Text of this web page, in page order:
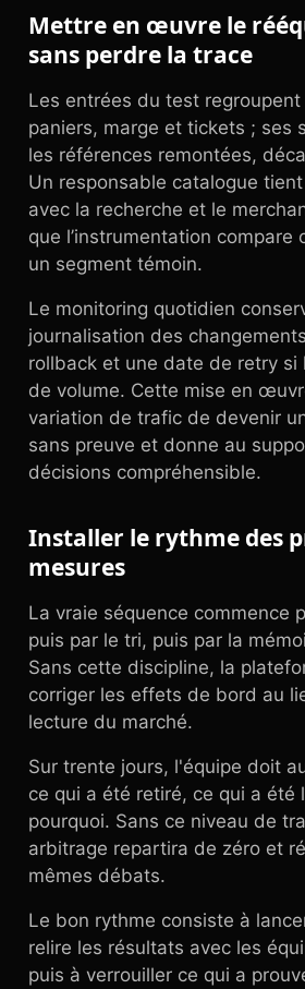
Mettre en œuvre le
sans perdre la trace
Les entrées du test regroupent
paniers, marge et tickets ; ses
les références remontées,
Un responsable catalogue
avec la recherche et le
que l’instrumentation compare
un segment témoin.
Le monitoring quotidien
journalisation des
rollback et une date de retry si
de volume. Cette mise en
variation de trafic de devenir
sans preuve et donne au
décisions compréhensible.
Installer le rythme des
mesures
La vraie séquence commence
puis par le tri, puis par la
Sans cette discipline, la
corriger les effets de bord au
lecture du marché.
Sur trente jours, l'équipe doit
ce qui a été retiré, ce qui a été
pourquoi. Sans ce niveau de
arbitrage repartira de zéro et
mêmes débats.
Le bon rythme consiste à
relire les résultats avec les
puis à verrouiller ce qui a